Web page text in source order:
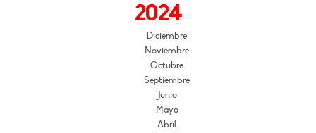
2024
Diciembre
Noviembre
Octubre
Septiembre
Junio
Mayo
Abril